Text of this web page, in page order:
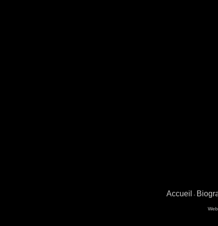
Accueil -